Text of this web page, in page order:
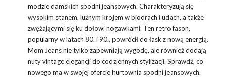
modzie damskich spodni jeansowych. Charakteryzują się
wysokim stanem, luźnym krojem w biodrach i udach, a także
zwężającymi się ku dołowi nogawkami. Ten retro fason,
popularny w latach 80. i 90., powrócił do łask z nową energią.
Mom Jeans nie tylko zapewniają wygodę, ale również dodają
nuty vintage elegancji do codziennych stylizacji. Sprawdź, co
nowego ma w swojej ofercie hurtownia spodni jeansowych.